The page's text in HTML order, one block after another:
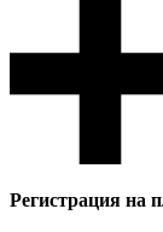
Регистрация на